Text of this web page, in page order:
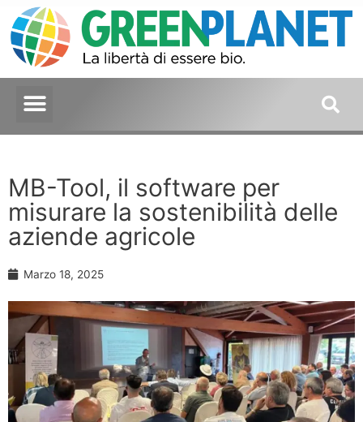
MB-Tool, il software per
misurare la sostenibilità delle
aziende agricole
Marzo 18, 2025